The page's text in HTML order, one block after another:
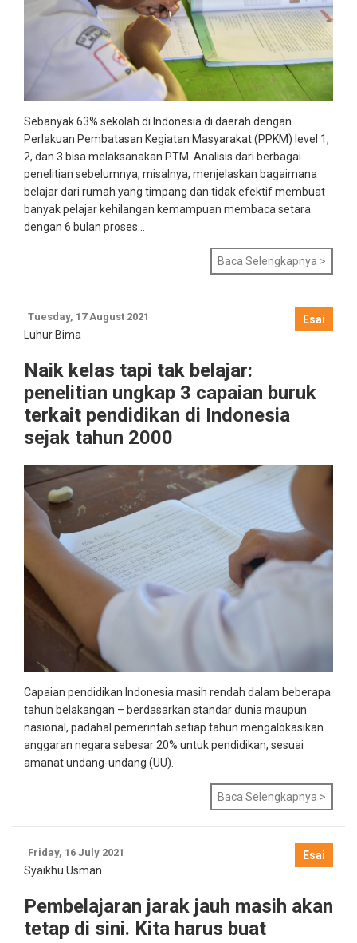
Sebanyak 63% sekolah di Indonesia di daerah dengan
Perlakuan Pembatasan Kegiatan Masyarakat (PPKM) level 1,
2, dan 3 bisa melaksanakan PTM. Analisis dari berbagai
penelitian sebelumnya, misalnya, menjelaskan bagaimana
belajar dari rumah yang timpang dan tidak efektif membuat
banyak pelajar kehilangan kemampuan membaca setara
dengan 6 bulan proses...
Baca Selengkapnya >
Esai
Tuesday, 17 August 2021
Luhur Bima
Naik kelas tapi tak belajar:
penelitian ungkap 3 capaian buruk
terkait pendidikan di Indonesia
sejak tahun 2000
Capaian pendidikan Indonesia masih rendah dalam beberapa
tahun belakangan – berdasarkan standar dunia maupun
nasional, padahal pemerintah setiap tahun mengalokasikan
anggaran negara sebesar 20% untuk pendidikan, sesuai
amanat undang-undang (UU).
Baca Selengkapnya >
Esai
Friday, 16 July 2021
Syaikhu Usman
Pembelajaran jarak jauh masih akan
tetap di sini. Kita harus buat